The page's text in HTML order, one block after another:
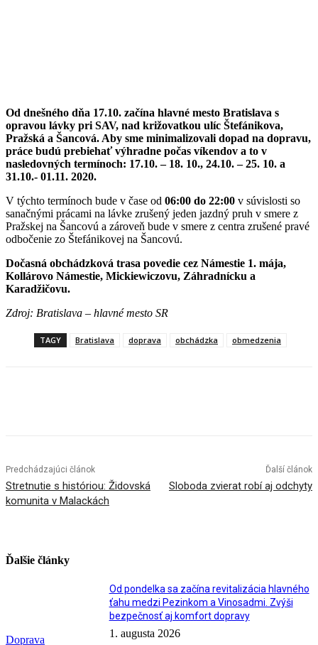
Od dnešného dňa 17.10. začína hlavné mesto Bratislava s
opravou lávky pri SAV, nad križovatkou ulíc Štefánikova,
Pražská a Šancová. Aby sme minimalizovali dopad na dopravu,
práce budú prebiehať výhradne počas víkendov a to v
nasledovných termínoch: 17.10. – 18. 10., 24.10. – 25. 10. a
31.10.- 01.11. 2020.
V týchto termínoch bude v čase od 06:00 do 22:00 v súvislosti so
sanačnými prácami na lávke zrušený jeden jazdný pruh v smere z
Pražskej na Šancovú a zároveň bude v smere z centra zrušené pravé
odbočenie zo Štefánikovej na Šancovú.
Dočasná obchádzková trasa povedie cez Námestie 1. mája,
Kollárovo Námestie, Mickiewiczovu, Záhradnícku a
Karadžičovu.
Zdroj: Bratislava – hlavné mesto SR
TAGY Bratislava doprava obchádzka obmedzenia
Predchádzajúci článok
Stretnutie s históriou: Židovská
komunita v Malackách
Ďalší článok
Sloboda zvierat robí aj odchyty
Ďalšie články
Doprava
Od pondelka sa začína revitalizácia hlavného
ťahu medzi Pezinkom a Vinosadmi. Zvýši
bezpečnosť aj komfort dopravy
1. augusta 2026